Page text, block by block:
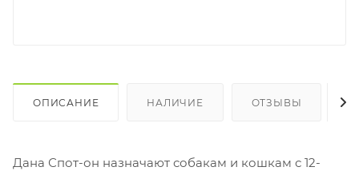
ОПИСАНИЕ НАЛИЧИЕ ОТЗЫВЫ
Дана Спот-он назначают собакам и кошкам с 12-